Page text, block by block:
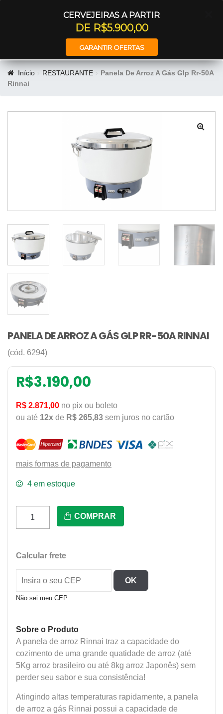
CERVEJEIRAS A PARTIR
DE R$5.900,00
GARANTIR OFERTAS
Início RESTAURANTE
Panela De Arroz A Gás Glp Rr-50A
Rinnai
PANELA DE ARROZ A GÁS GLP RR-50A RINNAI
(cód. 6294)
R$3.190,00
R$ 2.871,00 no pix ou boleto
ou até 12x de R$ 265,83 sem juros no cartão
mais formas de pagamento
4 em estoque
Gás
Glp
Rr-
50A
COMPRAR
Calcular frete
OK
Não sei meu CEP
Sobre o Produto
A panela de arroz Rinnai traz a capacidade do
cozimento de uma grande quatidade de arroz (até
5Kg arroz brasileiro ou até 8kg arroz Japonês) sem
perder seu sabor e sua consistência!
Atingindo altas temperaturas rapidamente, a panela
de arroz a gás Rinnai possui a capacidade de